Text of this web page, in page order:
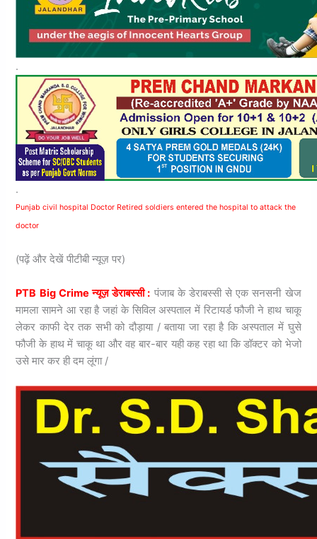
.
.
Punjab civil hospital Doctor Retired soldiers entered the hospital to attack the
doctor
(पढ़ें और देखें पीटीबी न्यूज़ पर)
PTB Big Crime न्यूज़ डेराबस्सी : पंजाब के डेराबस्सी से एक सनसनी खेज
मामला सामने आ रहा है जहां के सिविल अस्पताल में रिटायर्ड फौजी ने हाथ चाकू
लेकर काफी देर तक सभी को दौड़ाया / बताया जा रहा है कि अस्पताल में घुसे
फौजी के हाथ में चाकू था और वह बार-बार यही कह रहा था कि डॉक्टर को भेजो
उसे मार कर ही दम लूंगा /